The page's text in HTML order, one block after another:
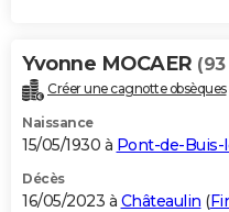
Yvonne MOCAER
Créer une cagnotte obsèques
Naissance
15/05/1930 à Pont-de-
Décès
16/05/2023 à Châteaulin (